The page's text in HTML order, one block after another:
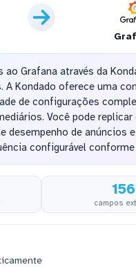
Grafana através da
Kondado oferece uma
de configurações
Você pode replicar
desempenho de anúncios
configurável conforme
campos